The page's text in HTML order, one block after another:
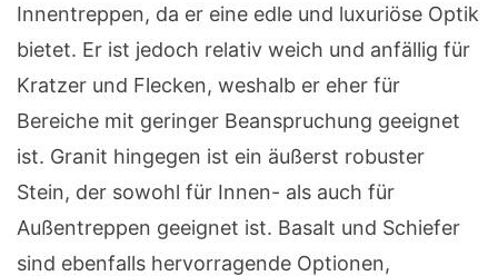
Innentreppen, da er eine edle und luxuriöse Optik
bietet. Er ist jedoch relativ weich und anfällig für
Kratzer und Flecken, weshalb er eher für
Bereiche mit geringer Beanspruchung geeignet
ist. Granit hingegen ist ein äußerst robuster
Stein, der sowohl für Innen- als auch für
Außentreppen geeignet ist. Basalt und Schiefer
sind ebenfalls hervorragende Optionen,